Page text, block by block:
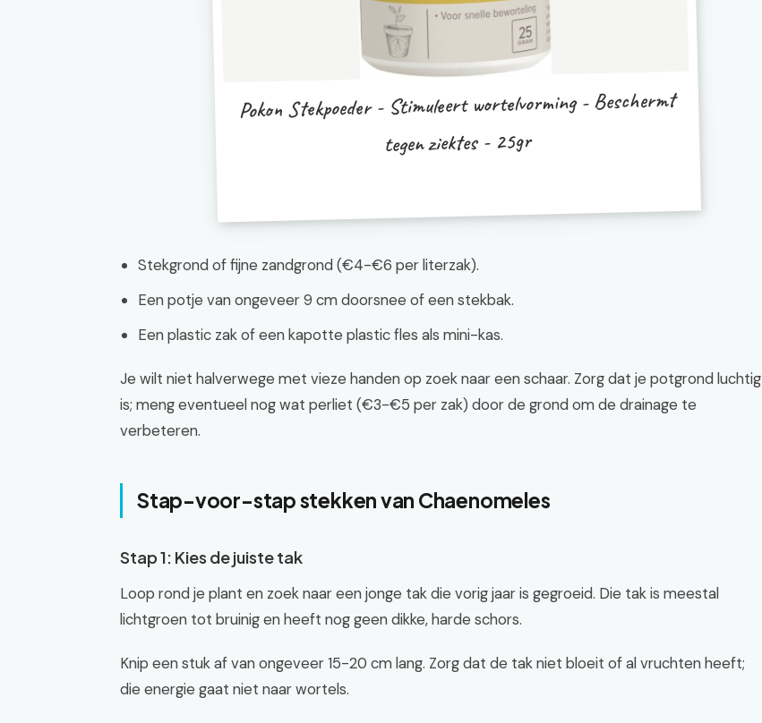
Pokon Stekpoeder - Stimuleert wortelvorming - Beschermt
tegen ziektes - 25gr
Stekgrond of fijne zandgrond (€4-€6 per literzak).
Een potje van ongeveer 9 cm doorsnee of een stekbak.
Een plastic zak of een kapotte plastic fles als mini-kas.
Je wilt niet halverwege met vieze handen op zoek naar een schaar. Zorg dat je potgrond luchtig
is; meng eventueel nog wat perliet (€3-€5 per zak) door de grond om de drainage te
verbeteren.
Stap-voor-stap stekken van Chaenomeles
Stap 1: Kies de juiste tak
Loop rond je plant en zoek naar een jonge tak die vorig jaar is gegroeid. Die tak is meestal
lichtgroen tot bruinig en heeft nog geen dikke, harde schors.
Knip een stuk af van ongeveer 15-20 cm lang. Zorg dat de tak niet bloeit of al vruchten heeft;
die energie gaat niet naar wortels.